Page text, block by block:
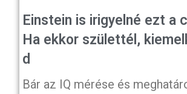
Einstein is irigyelné ezt a
Ha ekkor születtél,
d
Bár az IQ mérése és